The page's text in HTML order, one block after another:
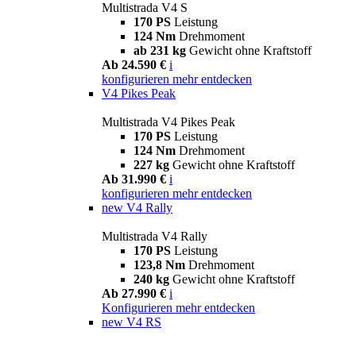
Multistrada V4 S
170 PS Leistung
124 Nm Drehmoment
ab 231 kg Gewicht ohne Kraftstoff
Ab 24.590 € i
konfigurieren mehr entdecken
V4 Pikes Peak
Multistrada V4 Pikes Peak
170 PS Leistung
124 Nm Drehmoment
227 kg Gewicht ohne Kraftstoff
Ab 31.990 € i
konfigurieren mehr entdecken
new V4 Rally
Multistrada V4 Rally
170 PS Leistung
123,8 Nm Drehmoment
240 kg Gewicht ohne Kraftstoff
Ab 27.990 € i
Konfigurieren mehr entdecken
new V4 RS